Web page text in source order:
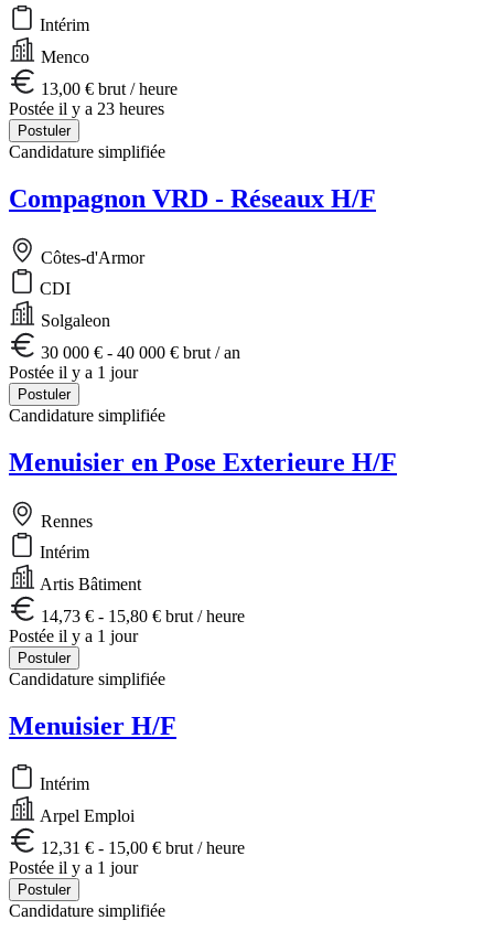
Intérim
Menco
13,00 € brut / heure
Postée il y a 23 heures
Postuler
Candidature simplifiée
Compagnon VRD - Réseaux H/F
Côtes-d'Armor
CDI
Solgaleon
30 000 € - 40 000 € brut / an
Postée il y a 1 jour
Postuler
Candidature simplifiée
Menuisier en Pose Exterieure H/F
Rennes
Intérim
Artis Bâtiment
14,73 € - 15,80 € brut / heure
Postée il y a 1 jour
Postuler
Candidature simplifiée
Menuisier H/F
Intérim
Arpel Emploi
12,31 € - 15,00 € brut / heure
Postée il y a 1 jour
Postuler
Candidature simplifiée